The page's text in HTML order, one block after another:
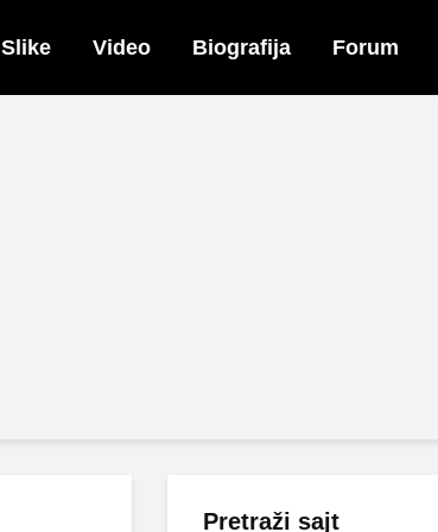
Slike Video Biografija Forum
Pretraži sajt